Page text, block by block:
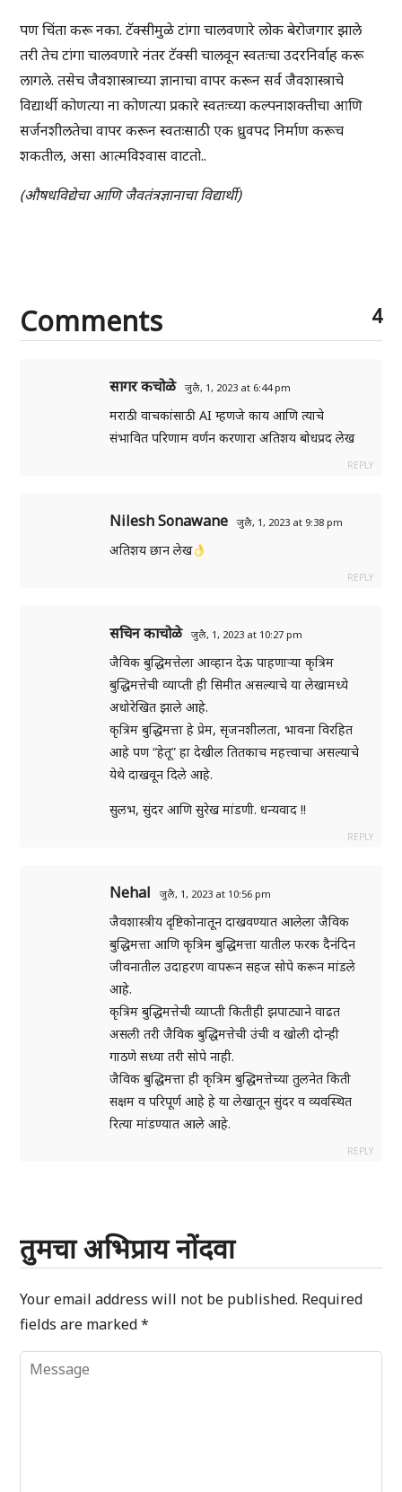
पण चिंता करू नका. टॅक्सीमुळे टांगा चालवणारे लोक बेरोजगार झाले
तरी तेच टांगा चालवणारे नंतर टॅक्सी चालवून स्वतःचा उदरनिर्वाह करू
लागले. तसेच जैवशास्त्राच्या ज्ञानाचा वापर करून सर्व जैवशास्त्राचे
विद्यार्थी कोणत्या ना कोणत्या प्रकारे स्वतःच्या कल्पनाशक्तीचा आणि
सर्जनशीलतेचा वापर करून स्वतःसाठी एक ध्रुवपद निर्माण करूच
शकतील, असा आत्मविश्वास वाटतो..
(औषधविद्येचा आणि जैवतंत्रज्ञानाचा विद्यार्थी)
Comments 4
सागर कचोळे जुलै, 1, 2023 at 6:44 pm
मराठी वाचकांसाठी AI म्हणजे काय आणि त्याचे
संभावित परिणाम वर्णन करणारा अतिशय बोधप्रद लेख
REPLY
Nilesh Sonawane जुलै, 1, 2023 at 9:38 pm
अतिशय छान लेख
REPLY
सचिन काचोळे जुलै, 1, 2023 at 10:27 pm
जैविक बुद्धिमत्तेला आव्हान देऊ पाहणाऱ्या कृत्रिम
बुद्धिमत्तेची व्याप्ती ही सिमीत असल्याचे या लेखामध्ये
अधोरेखित झाले आहे.
कृत्रिम बुद्धिमत्ता हे प्रेम, सृजनशीलता, भावना विरहित
आहे पण “हेतू” हा देखील तितकाच महत्त्वाचा असल्याचे
येथे दाखवून दिले आहे.
सुलभ, सुंदर आणि सुरेख मांडणी. धन्यवाद !!
REPLY
Nehal जुलै, 1, 2023 at 10:56 pm
जैवशास्त्रीय दृष्टिकोनातून दाखवण्यात आलेला जैविक
बुद्धिमत्ता आणि कृत्रिम बुद्धिमत्ता यातील फरक दैनंदिन
जीवनातील उदाहरण वापरून सहज सोपे करून मांडले
आहे.
कृत्रिम बुद्धिमत्तेची व्याप्ती कितीही झपाट्याने वाढत
असली तरी जैविक बुद्धिमत्तेची उंची व खोली दोन्ही
गाठणे सध्या तरी सोपे नाही.
जैविक बुद्धिमत्ता ही कृत्रिम बुद्धिमत्तेच्या तुलनेत किती
सक्षम व परिपूर्ण आहे हे या लेखातून सुंदर व व्यवस्थित
रित्या मांडण्यात आले आहे.
REPLY
तुमचा अभिप्राय नोंदवा
Your email address will not be published. Required
fields are marked*